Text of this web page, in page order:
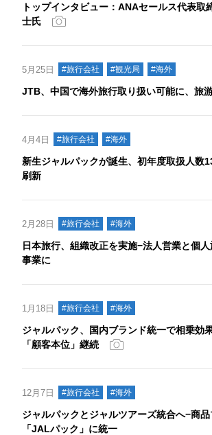
トップインタビュー：ANAセールス代表取
士氏
5月25日 #旅行会社 #観光局 #海外
JTB、中国で海外旅行取り扱い可能に、旅
4月4日 #旅行会社 #海外
新生ジャルパックが誕生、初年度取扱人数
刷新
2月28日 #旅行会社 #海外
日本旅行、組織改正を実施−法人営業と個
事業に
1月18日 #旅行会社 #海外
ジャルパック、国内ブランド統一で相乗効
「顧客本位」継続
12月7日 #旅行会社 #海外
ジャルパックとジャルツアーズ統合へ−商
「JALパック」に統一